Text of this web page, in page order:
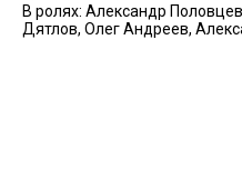
В ролях: Александр
Дятлов, Олег Андреев,